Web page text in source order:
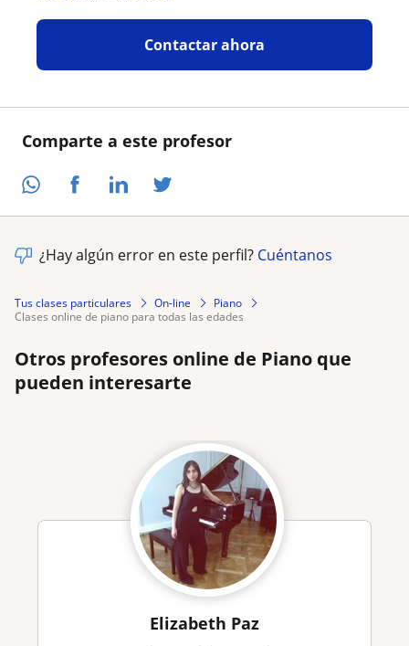
Comparte a este profesor
Contactar ahora
¿Hay algún error en este perfil? Cuéntanos
Tus clases particulares On-line
Piano
clases online de piano para todas las edades
Otros profesores online de Piano que
pueden interesarte
Elizabeth Paz